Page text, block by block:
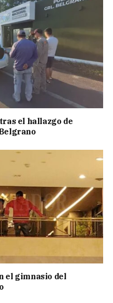
el hallazgo de
el gimnasio del